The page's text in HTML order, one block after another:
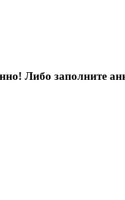
Либо заполните